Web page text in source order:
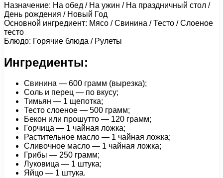
Назначение: На обед / На ужин / На праздничный стол /
День рождения / Новый Год
Основной ингредиент: Мясо / Свинина / Тесто / Слоеное
тесто
Блюдо: Горячие блюда / Рулеты
Ингредиенты:
Свинина — 600 грамм (вырезка);
Соль и перец — по вкусу;
Тимьян — 1 щепотка;
Тесто слоеное — 500 грамм;
Бекон или прошутто — 120 грамм;
Горчица — 1 чайная ложка;
Растительное масло — 1 чайная ложка;
Сливочное масло — 1 чайная ложка;
Грибы — 250 грамм;
Луковица — 1 штука;
Яйцо — 1 штука.